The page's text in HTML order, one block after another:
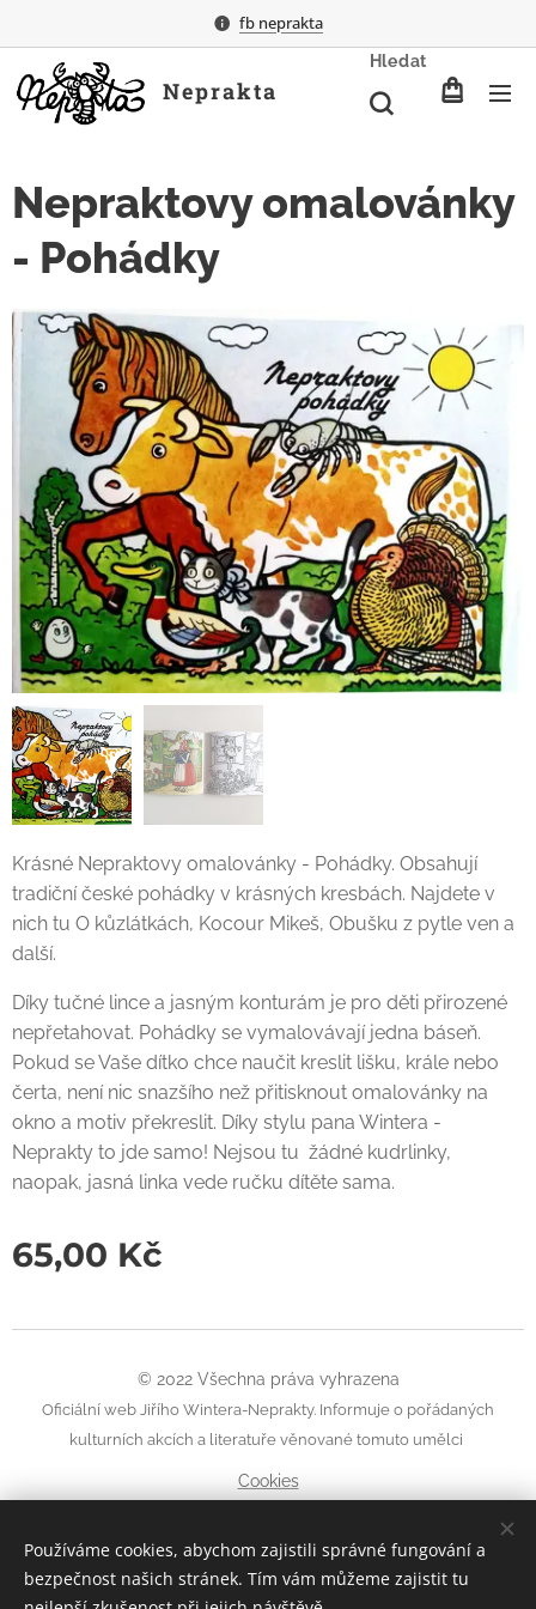
fb neprakta
Neprakta
Hledat
Nepraktovy omalovánky
- Pohádky
Krásné Nepraktovy omalovánky - Pohádky. Obsahují
tradiční české pohádky v krásných kresbách. Najdete v
nich tu O kůzlátkách, Kocour Mikeš, Obušku z pytle ven a
další.
Díky tučné lince a jasným konturám je pro děti přirozené
nepřetahovat. Pohádky se vymalovávají jedna báseň.
Pokud se Vaše dítko chce naučit kreslit lišku, krále nebo
čerta, není nic snazšího než přitisknout omalovánky na
okno a motiv překreslit. Díky stylu pana Wintera -
Neprakty to jde samo! Nejsou tu žádné kudrlinky,
naopak, jasná linka vede ručku dítěte sama.
65,00 Kč
© 2022 Všechna práva vyhrazena
Oficiální web Jiřího Wintera-Neprakty. Informuje o pořádaných
kulturních akcích a literatuře věnované tomuto umělci
Cookies
Čeština
English
Používáme cookies, abychom zajistili správné fungování a
bezpečnost našich stránek. Tím vám můžeme zajistit tu